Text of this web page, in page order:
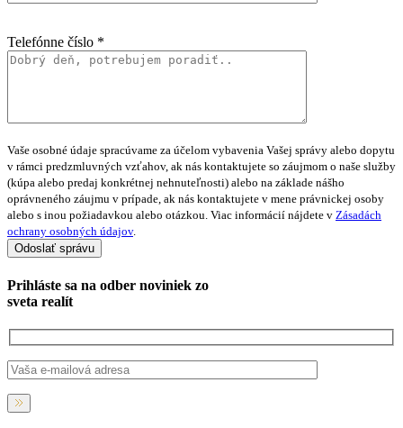
Telefónne číslo *
Vaše osobné údaje spracúvame za účelom vybavenia Vašej správy alebo dopytu
v rámci predzmluvných vzťahov, ak nás kontaktujete so záujmom o naše služby
(kúpa alebo predaj konkrétnej nehnuteľnosti) alebo na základe nášho
oprávneného záujmu v prípade, ak nás kontaktujete v mene právnickej osoby
alebo s inou požiadavkou alebo otázkou. Viac informácií nájdete v Zásadách
ochrany osobných údajov.
Prihláste sa na odber noviniek zo
sveta realít